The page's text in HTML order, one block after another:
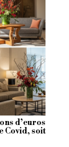
d’euros
Covid, soit